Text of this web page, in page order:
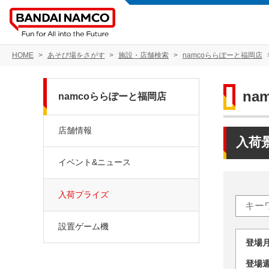
HOME あそび場をさがす 施設・店舗検索 namcoららぽーと福岡店
入荷
登
登
namcoららぽーと福岡店
店舗情報
イベント&ニュース
入荷プライズ
設置ゲーム機